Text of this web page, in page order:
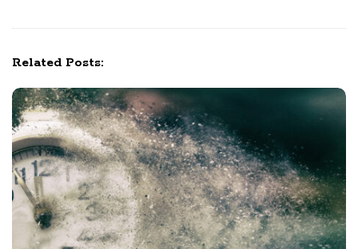
Related Posts: